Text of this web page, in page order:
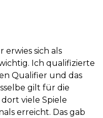
erwies sich als
Ich qualifizierte
Qualifier und das
gilt für die
viele Spiele
erreicht. Das gab